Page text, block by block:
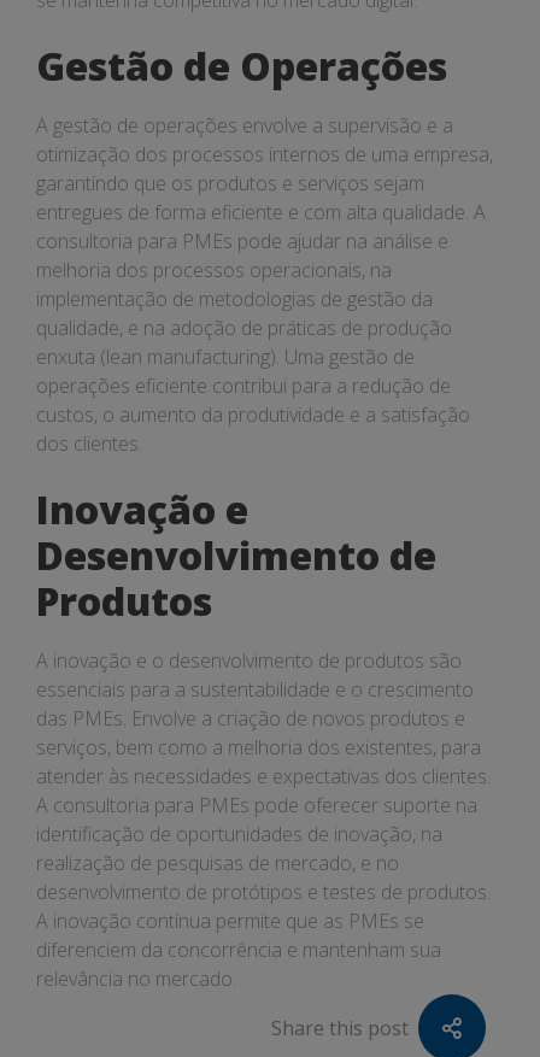
Gestão de Operações
A gestão de operações envolve a supervisão e a
otimização dos processos internos de uma empresa,
garantindo que os produtos e serviços sejam
entregues de forma eficiente e com alta qualidade. A
consultoria para PMEs pode ajudar na análise e
melhoria dos processos operacionais, na
implementação de metodologias de gestão da
qualidade, e na adoção de práticas de produção
enxuta (lean manufacturing). Uma gestão de
operações eficiente contribui para a redução de
custos, o aumento da produtividade e a satisfação
dos clientes.
Inovação e
Desenvolvimento de
Produtos
A inovação e o desenvolvimento de produtos são
essenciais para a sustentabilidade e o crescimento
das PMEs. Envolve a criação de novos produtos e
serviços, bem como a melhoria dos existentes, para
atender às necessidades e expectativas dos clientes.
A consultoria para PMEs pode oferecer suporte na
identificação de oportunidades de inovação, na
realização de pesquisas de mercado, e no
desenvolvimento de protótipos e testes de produtos.
A inovação contínua permite que as PMEs se
diferenciem da concorrência e mantenham sua
relevância no mercado.
Share this post